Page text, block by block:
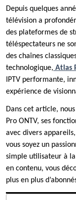
Depuis quelques
télévision a
des plateformes de
téléspectateurs ne
des chaînes
technologique, Atlas
IPTV performante,
expérience de
Dans cet article,
Pro ONTV, ses
avec divers
vous soyez un
simple utilisateur à
en contenu, vous
plus en plus